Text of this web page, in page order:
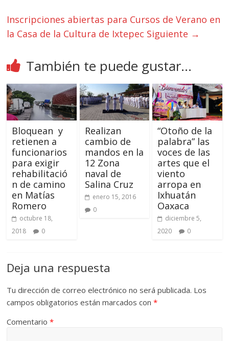
Inscripciones abiertas para Cursos de Verano en
la Casa de la Cultura de Ixtepec Siguiente →
También te puede gustar...
Bloquean y
retienen a
funcionarios
para exigir
rehabilitació
n de camino
en Matías
Romero
octubre 18,
2018
0
Realizan
cambio de
mandos en la
12 Zona
naval de
Salina Cruz
enero 15, 2016
0
“Otoño de la
palabra” las
voces de las
artes que el
viento
arropa en
Ixhuatán
Oaxaca
diciembre 5,
2020
0
Deja una respuesta
Tu dirección de correo electrónico no será publicada. Los
campos obligatorios están marcados con*
Comentario*